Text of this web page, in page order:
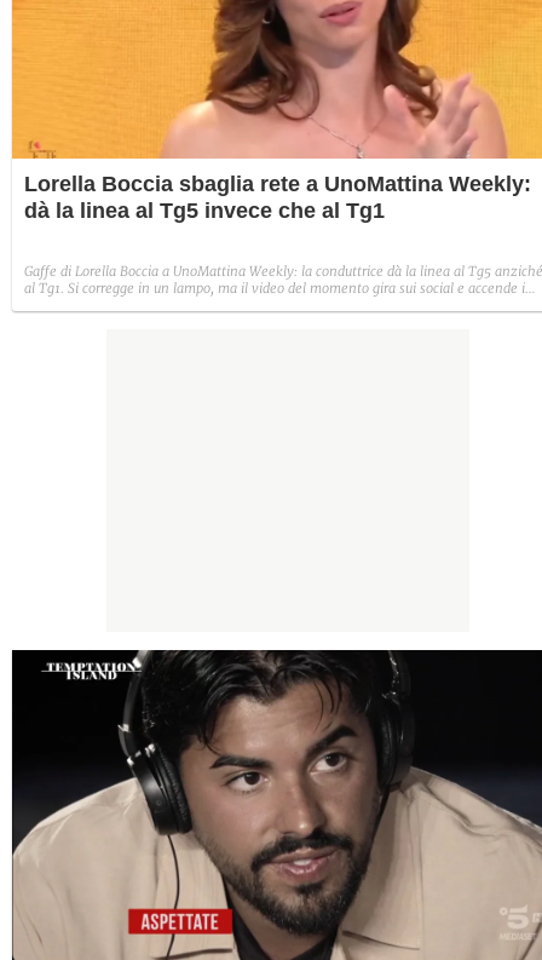
Lorella Boccia sbaglia rete a UnoMattina Weekly:
dà la linea al Tg5 invece che al Tg1
Gaffe di Lorella Boccia a UnoMattina Weekly: la conduttrice dà la linea al Tg5 anziché
al Tg1. Si corregge in un lampo, ma il video del momento gira sui social e accende i